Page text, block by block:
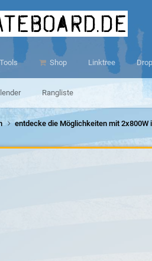
Rangliste
Tools Shop Linktree
entdecke die Möglichkeiten mit 2x800W